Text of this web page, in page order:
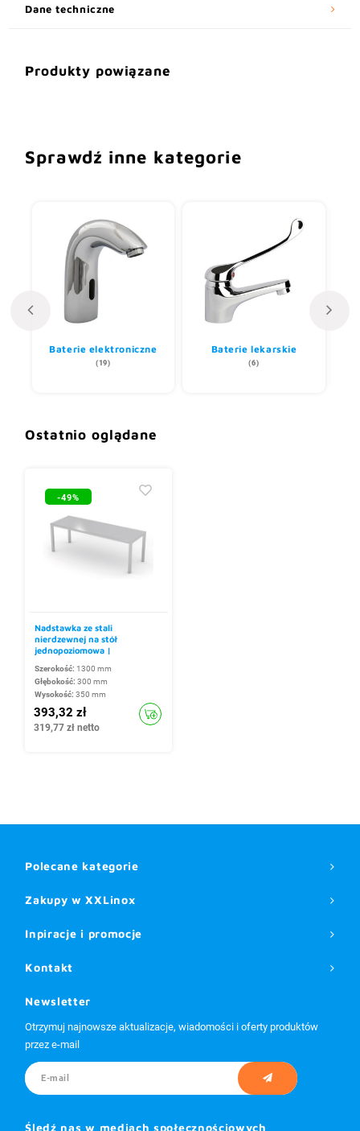
Dane techniczne
Produkty powiązane
Sprawdź inne kategorie
Baterie elektroniczne
(19)
Baterie lekarskie
(6)
Ostatnio oglądane
-49%
Nadstawka ze stali
nierdzewnej na stół
jednopoziomowa |
Szerokość: 1300 mm
Głębokość: 300 mm
Wysokość: 350 mm
393,32 zł
319,77 zł netto
Zakupy w XXLinox
Inpiracje i promocje
Polecane kategorie
Kontakt
Newsletter
Otrzymuj najnowsze aktualizacje, wiadomości i oferty produktów
przez e-mail
Śledź nas w mediach społecznościowych